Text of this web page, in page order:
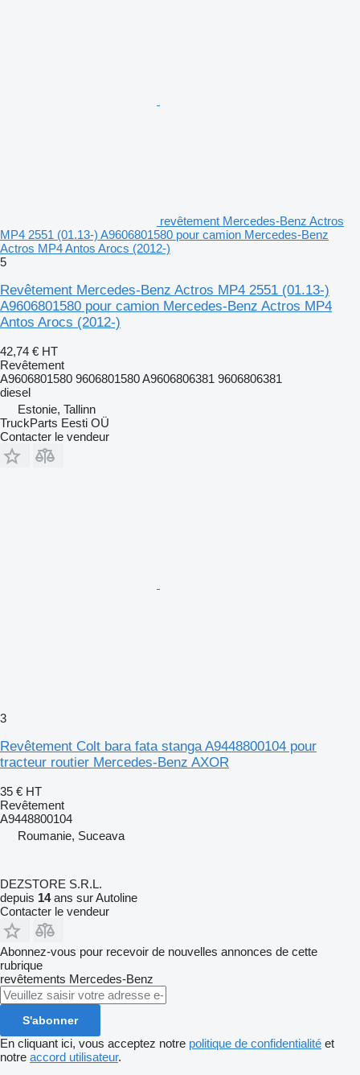
revêtement Mercedes-Benz Actros
MP4 2551 (01.13-) A9606801580 pour camion Mercedes-Benz
Actros MP4 Antos Arocs (2012-)
5
Revêtement Mercedes-Benz Actros MP4 2551 (01.13-)
A9606801580 pour camion Mercedes-Benz Actros MP4
Antos Arocs (2012-)
42,74 € HT
Revêtement
A9606801580 9606801580 A9606806381 9606806381
diesel
Estonie, Tallinn
TruckParts Eesti OÜ
Contacter le vendeur
3
Revêtement Colt bara fata stanga A9448800104 pour
tracteur routier Mercedes-Benz AXOR
35 € HT
Revêtement
A9448800104
Roumanie, Suceava
DEZSTORE S.R.L.
depuis 14ans sur Autoline
Contacter le vendeur
Abonnez-vous pour recevoir de nouvelles annonces de cette
rubrique
revêtements Mercedes-Benz
S'abonner
En cliquant ici, vous acceptez notre politique de confidentialité et
notre accord utilisateur.